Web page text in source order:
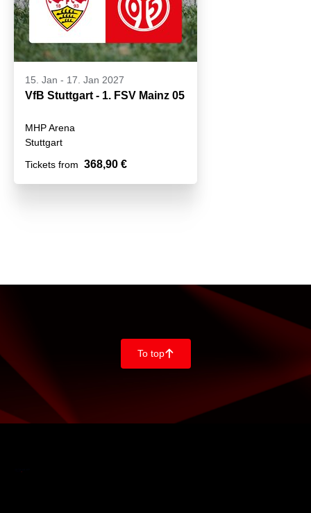
15. Jan - 17. Jan 2027
VfB Stuttgart - 1. FSV Mainz 05
MHP Arena
Stuttgart
Tickets from 368,90 €
To top􀄨